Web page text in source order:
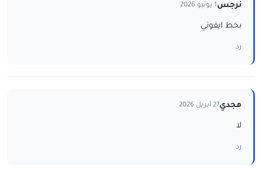
نرجس1 يونيو 2026
بخط ايفوني
رد
مجدي27 أبريل 2026
لا
رد